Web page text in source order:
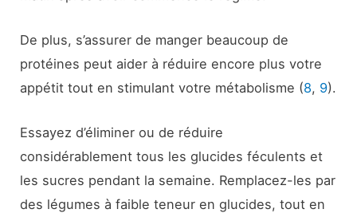
De plus, s’assurer de manger beaucoup de
protéines peut aider à réduire encore plus votre
appétit tout en stimulant votre métabolisme (8, 9).
Essayez d’éliminer ou de réduire
considérablement tous les glucides féculents et
les sucres pendant la semaine. Remplacez-les par
des légumes à faible teneur en glucides, tout en